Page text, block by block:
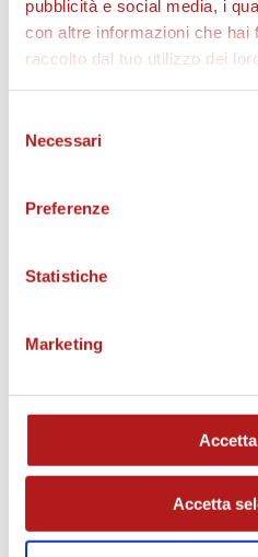
pubblicità e social media, i
con altre informazioni che hai
raccolto dal tuo utilizzo dei
delNecessari
Preferenze
Statistiche
Marketing
Accetta
BIGLIETTI